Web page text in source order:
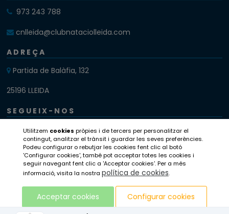
973 243 788
cnlleida@clubnataciolleida.com
ADREÇA
Partida de Balàfia, 132
25196 LLEIDA
SEGUEIX-NOS
Instagram
Twitter
Facebook
Avis legal Política de privacitat Compromís ètic
Utilitzem cookies pròpies i de tercers per personalitzar el
contingut, analitzar el trànsit i guardar les seves preferències.
Podeu configurar o rebutjar les cookies fent clic al botó
'Configurar cookies', també pot acceptar totes les cookies i
seguir navegant fent clic a 'Acceptar cookies'. Per a més
informació, visita la nostra política de cookies.
Acceptar cookies Configurar cookies